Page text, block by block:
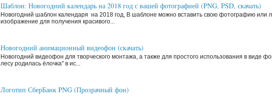
Шаблон: Новогодний календарь на 2018 год с вашей фотографией (PNG, PSD, скачать)
Новогодний шаблон календаря на 2018 год, В шаблоне можно вставить свою фотографию или
изображение для получения красивого...
Новогодний анимационный видеофон (скачать)
Новогодний видеофон для творческого монтажа, а также для простого использования в виде
лесу родилась ёлочка" в ис...
Логотип СберБанк PNG (Прозрачный фон)